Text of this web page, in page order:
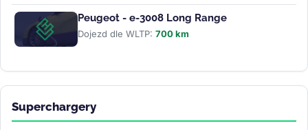
Peugeot - e-3008 Long Range
Dojezd dle WLTP: 700 km
Superchargery